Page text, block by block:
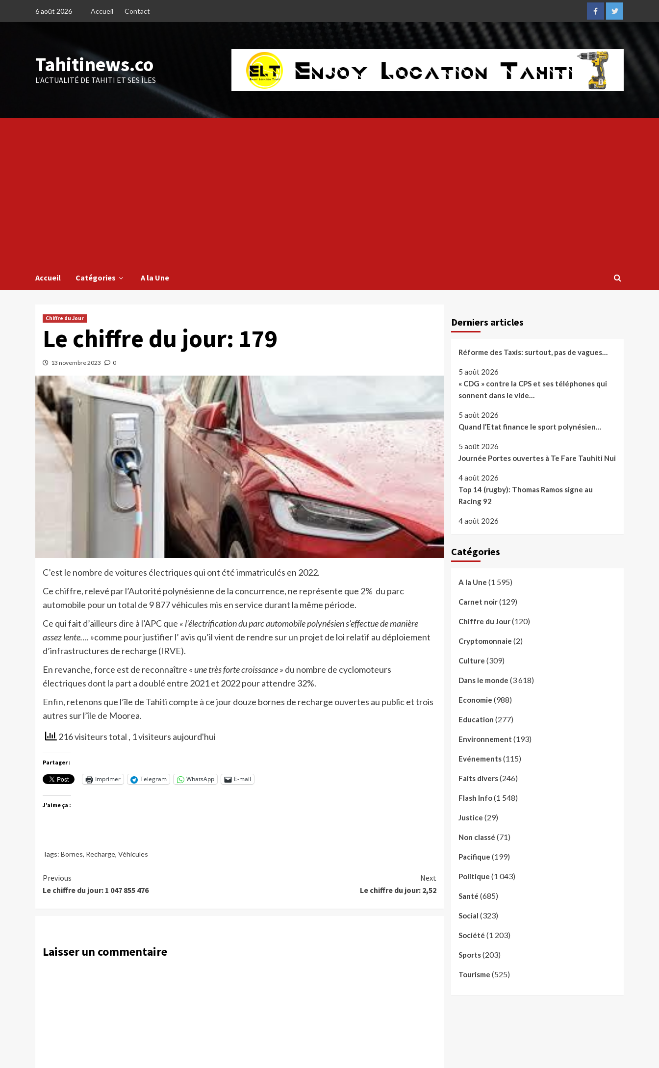
6 août 2026 Accueil Contact
FacebookTwitter
Tahitinews.co
L'ACTUALITÉ DE TAHITI ET SES ÎLES
Accueil Catégories A la Une
Chiffre du Jour
Le chiffre du jour: 179
13 novembre 2023 0
C’est le nombre de voitures électriques qui ont été immatriculés en 2022.
Ce chiffre, relevé par l’Autorité polynésienne de la concurrence, ne représente que 2% du parc
automobile pour un total de 9 877 véhicules mis en service durant la même période.
Ce qui fait d’ailleurs dire à l’APC que « l’électrification du parc automobile polynésien s’effectue de manière
assez lente…. »comme pour justifier l’ avis qu’il vient de rendre sur un projet de loi relatif au déploiement
d’infrastructures de recharge (IRVE).
En revanche, force est de reconnaître « une très forte croissance » du nombre de cyclomoteurs
électriques dont la part a doublé entre 2021 et 2022 pour attendre 32%.
Enfin, retenons que l’île de Tahiti compte à ce jour douze bornes de recharge ouvertes au public et trois
autres sur l’île de Moorea.
216 visiteurs total , 1 visiteurs aujourd'hui
Partager :
Imprimer Telegram WhatsApp E-mail
J’aime ça :
Tags: Bornes, Recharge, Véhicules
Continue
Reading
Previous
Le chiffre du jour: 1 047 855 476
Next
Le chiffre du jour: 2,52
Laisser un commentaire
Derniers articles
Réforme des Taxis: surtout, pas de vagues…
5 août 2026
« CDG » contre la CPS et ses téléphones qui
sonnent dans le vide…
5 août 2026
Quand l’Etat finance le sport polynésien…
5 août 2026
Journée Portes ouvertes à Te Fare Tauhiti Nui
4 août 2026
Top 14 (rugby): Thomas Ramos signe au
Racing 92
4 août 2026
Catégories
A la Une (1 595)
Carnet noir(129)
Chiffre du Jour(120)
Cryptomonnaie (2)
Culture (309)
Dans le monde (3 618)
Economie (988)
Education (277)
Environnement (193)
Evénements(115)
Faits divers(246)
Flash Info(1 548)
Justice (29)
Non classé (71)
Pacifique (199)
Politique (1 043)
Santé (685)
Social (323)
Société (1 203)
Sports(203)
Tourisme (525)